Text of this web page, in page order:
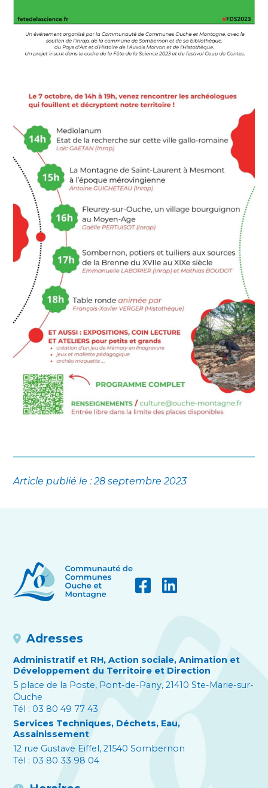
Article publié le : 28 septembre 2023
Adresses
Administratif et RH, Action sociale, Animation et
Développement du Territoire et Direction
5 place de la Poste, Pont-de-Pany, 21410 Ste-Marie-sur-
Ouche
Tél : 03 80 49 77 43
Services Techniques, Déchets, Eau,
Assainissement
12 rue Gustave Eiffel, 21540 Sombernon
Tél : 03 80 33 98 04